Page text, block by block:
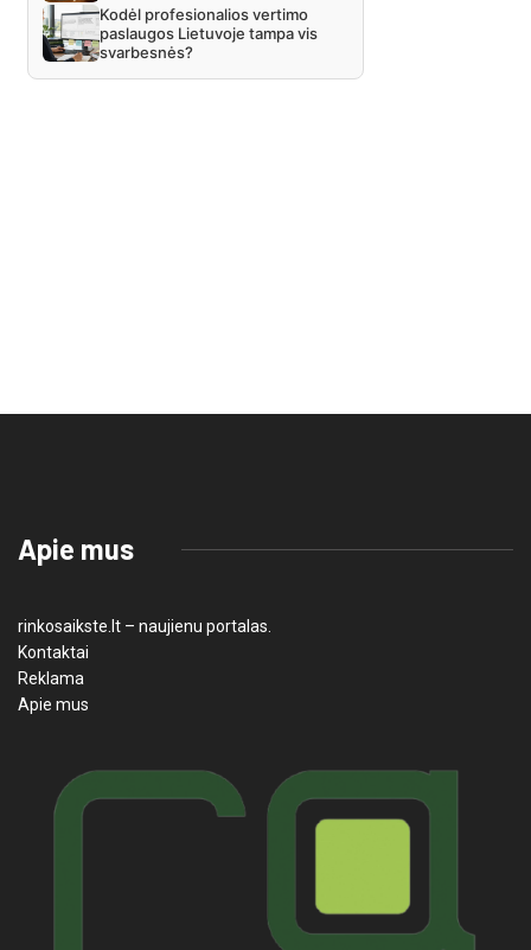
Apie mus
rinkosaikste.lt – naujienu portalas.
Kontaktai
Reklama
Apie mus